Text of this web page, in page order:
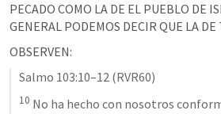
PECADO COMO LA DE EL PUEBLO DE
GENERAL PODEMOS DECIR QUE LA
OBSERVEN:
Salmo 103:10–12 (RVR60)
10 No ha hecho con nosotros